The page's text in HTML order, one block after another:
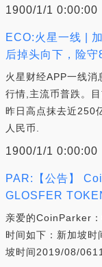
1900/1/1 0:00:00
ECO:火星一线 |
后掉头向下，险守
火星财经APP一线
行情,主流币普跌。
昨日高点抹去近250
人民币.
1900/1/1 0:00:00
PAR:【公告】
GLOSFER
亲爱的CoinParker
时间如下：新加坡
坡时间2019/08/0611.